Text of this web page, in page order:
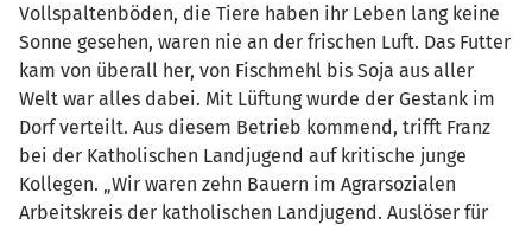
Vollspaltenböden, die Tiere haben ihr Leben lang keine
Sonne gesehen, waren nie an der frischen Luft. Das Futter
kam von überall her, von Fischmehl bis Soja aus aller
Welt war alles dabei. Mit Lüftung wurde der Gestank im
Dorf verteilt. Aus diesem Betrieb kommend, trifft Franz
bei der Katholischen Landjugend auf kritische junge
Kollegen. „Wir waren zehn Bauern im Agrarsozialen
Arbeitskreis der katholischen Landjugend. Auslöser für